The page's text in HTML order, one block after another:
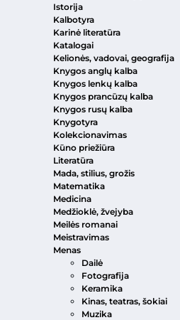
Istorija
Kalbotyra
Karinė literatūra
Katalogai
Kelionės, vadovai, geografija
Knygos anglų kalba
Knygos lenkų kalba
Knygos prancūzų kalba
Knygos rusų kalba
Knygotyra
Kolekcionavimas
Kūno priežiūra
Literatūra
Mada, stilius, grožis
Matematika
Medicina
Medžioklė, žvejyba
Meilės romanai
Meistravimas
Menas
Dailė
Fotografija
Keramika
Kinas, teatras, šokiai
Muzika